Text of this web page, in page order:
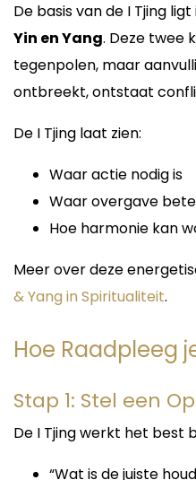
De basis van de I Tjing
Yin en Yang. Deze twee
tegenpolen, maar
ontbreekt, ontstaat
De I Tjing laat zien:
Waar actie nodig is
Waar overgave
Hoe harmonie kan
Meer over deze
& Yang in Spiritualiteit.
Hoe Raadpleeg
Stap 1: Stel een
De I Tjing werkt het best
“Wat is de juiste